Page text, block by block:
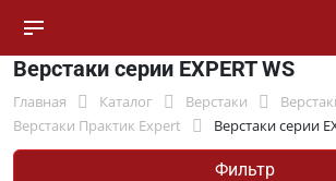
Верстаки серии EXPERT WS
Главная Каталог Верстаки
Верстаки Практик Expert
Верстаки серии
Фильтр